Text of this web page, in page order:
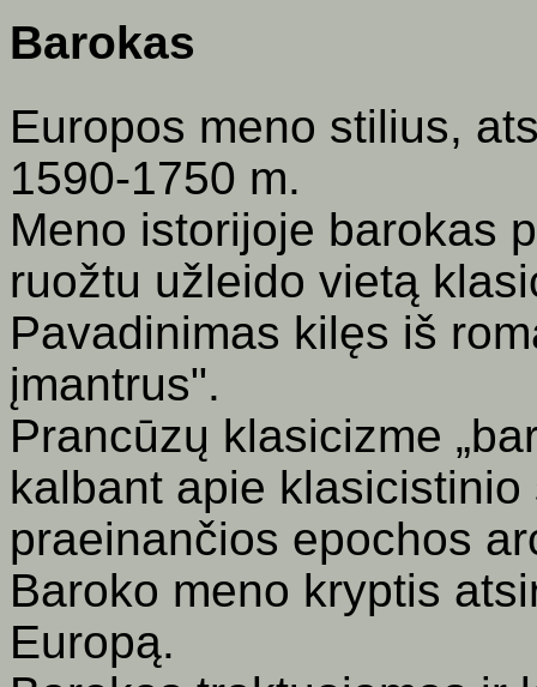
Barokas
Europos meno stilius,
1590-1750 m.
Meno istorijoje barokas
ruožtu užleido vietą
Pavadinimas kilęs iš
įmantrus".
Prancūzų klasicizme „
kalbant apie
praeinančios epochos
Baroko meno kryptis
Europą.